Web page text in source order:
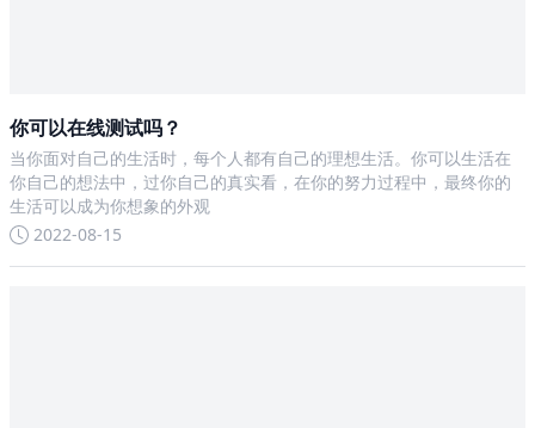
你可以在线测试吗？
当你面对自己的生活时，每个人都有自己的理想生活。你可以生活在
你自己的想法中，过你自己的真实看，在你的努力过程中，最终你的
生活可以成为你想象的外观
2022-08-15